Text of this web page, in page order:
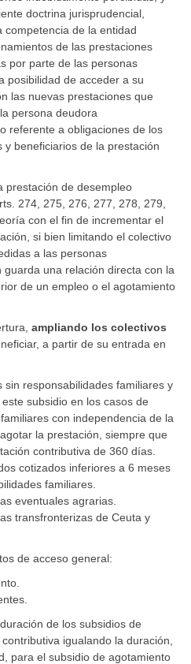
doctrina jurisprudencial,
competencia de la entidad
de las prestaciones
por parte de las personas
posibilidad de acceder a su
las nuevas prestaciones que
persona deudora
referente a obligaciones de los
y beneficiarios de la prestación
prestación de desempleo
274, 275, 276, 277, 278, 279,
con el fin de incrementar el
si bien limitando el colectivo
a las personas
una relación directa con la
de un empleo o el agotamiento
ampliando los colectivos
a partir de su entrada en
sin responsabilidades familiares y
subsidio en los casos de
con independencia de la
la prestación, siempre que
contributiva de 360 días.
cotizados inferiores a 6 meses
familiares.
eventuales agrarias.
transfronterizas de Ceuta y
de acceso general:
de los subsidios de
igualando la duración,
para el subsidio de agotamiento